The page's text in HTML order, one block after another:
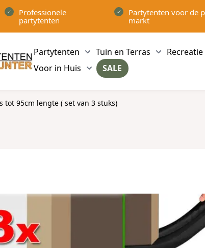
Professionele
partytenten
Partytenten voor de
markt
Partytenten
Show submenu for
Tuin en Terras
Show
Recreatie
Voor in Huis
Show submenu for Voor in
SALE
tot 95cm lengte ( set van 3 stuks)